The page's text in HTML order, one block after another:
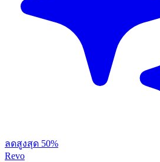
ลดสูงสุด 50%
Revo